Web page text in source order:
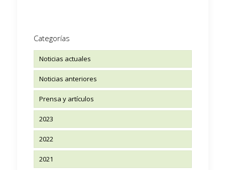
Categorías
Noticias actuales
Noticias anteriores
Prensa y artículos
2023
2022
2021